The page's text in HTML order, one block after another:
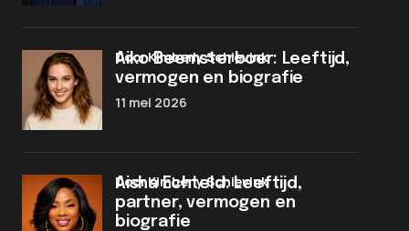
Aiko Beemsterboer: Leeftijd,
vermogen en biografie
door Kimberly Schievink
11 mei 2026
Aisha Echteld: Leeftijd,
partner, vermogen en
biografie
door Kimberly Schievink